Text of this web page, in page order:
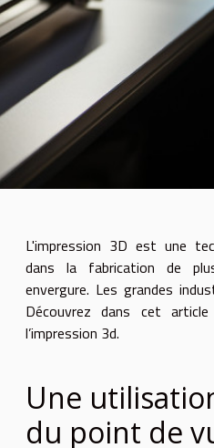
L'impression 3D est une
dans la fabrication de
envergure. Les grandes
Découvrez dans cet
l’impression 3d.
Une
du point de